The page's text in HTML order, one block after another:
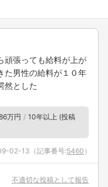
頑張っても給料が上が
た男性の給料が１０年
然とした
万円
10年以上 (投稿
02-13 （記事番号:5460 ）
不適切な投稿として報告